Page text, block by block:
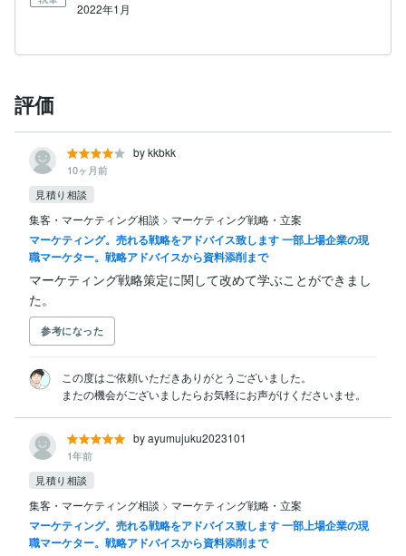
2022年1月
評価
by kkbkk
10ヶ月前
見積り相談
集客・マーケティング相談 > マーケティング戦略・立案
マーケティング。売れる戦略をアドバイス致します 一部上場企業の現
職マーケター。戦略アドバイスから資料添削まで
マーケティング戦略策定に関して改めて学ぶことができまし
た。
参考になった
この度はご依頼いただきありがとうございました。
またの機会がございましたらお気軽にお声がけくださいませ。
by ayumujuku2023101
1年前
見積り相談
集客・マーケティング相談 > マーケティング戦略・立案
マーケティング。売れる戦略をアドバイス致します 一部上場企業の現
職マーケター。戦略アドバイスから資料添削まで